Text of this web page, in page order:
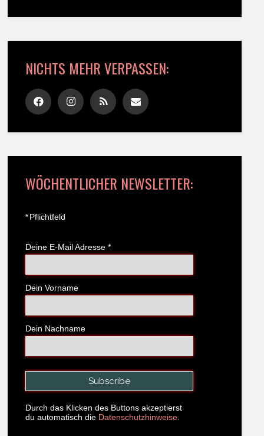
NICHTS MEHR VERPASSEN:
WÖCHENTLICHER NEWSLETTER:
*Pflichtfeld
Deine E-Mail Adresse *
Dein Vorname
Dein Nachname
Durch das Klicken des Buttons akzeptierst
du automatisch die Datenschutzhinweise.